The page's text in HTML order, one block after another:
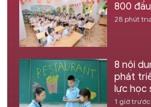
800
28 phút
8 nội
phát
lực học
1 giờ trước